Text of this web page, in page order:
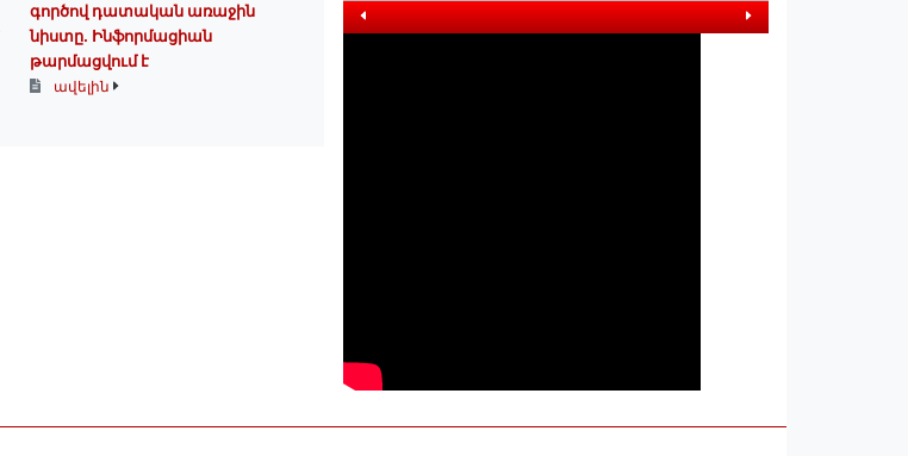
գործով դատական առաջին
նիստը․ Ինֆորմացիան
թարմացվում է
ավելին